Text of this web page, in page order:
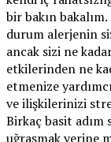
bir bakın
durum alerjenin
ancak sizi ne
etkilerinden ne
etmenize
ve ilişkilerinizi
Birkaç basit
uğraşmak yerine